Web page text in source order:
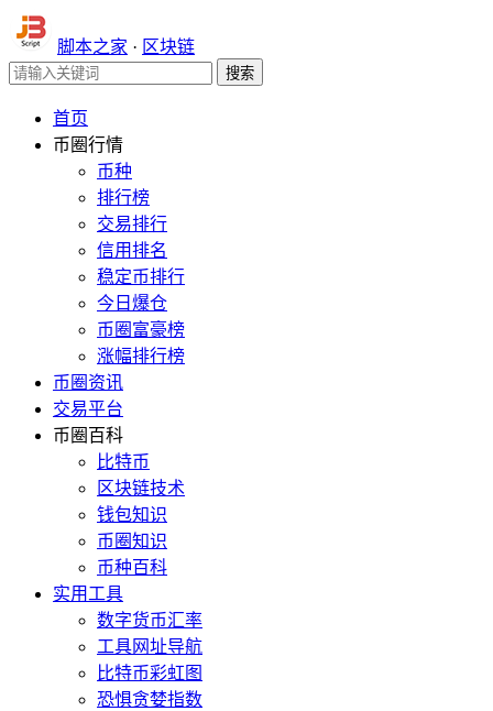
脚本之家 · 区块链
首页
币圈行情
币种
排行榜
交易排行
信用排名
稳定币排行
今日爆仓
币圈富豪榜
涨幅排行榜
币圈资讯
交易平台
币圈百科
比特币
区块链技术
钱包知识
币圈知识
币种百科
实用工具
数字货币汇率
工具网址导航
比特币彩虹图
恐惧贪婪指数